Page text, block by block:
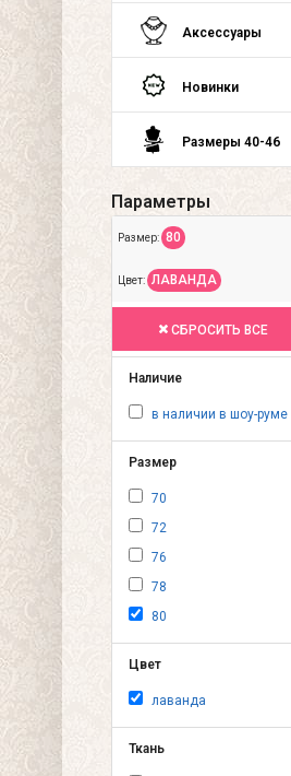
Аксессуары
Новинки
Размеры 40-46
Параметры
Размер: 80
Цвет: ЛАВАНДА
СБРОСИТЬ ВСЕ
Наличие
в наличии в шоу-руме
Размер
70
72
76
78
80
Цвет
лаванда
Ткань